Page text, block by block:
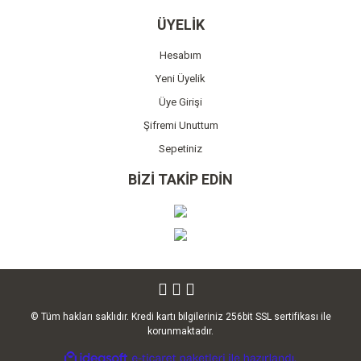
ÜYELİK
Hesabım
Yeni Üyelik
Üye Girişi
Şifremi Unuttum
Sepetiniz
BİZİ TAKİP EDİN
© Tüm hakları saklıdır. Kredi kartı bilgileriniz 256bit SSL sertifikası ile
korunmaktadır.
ideasoft e-